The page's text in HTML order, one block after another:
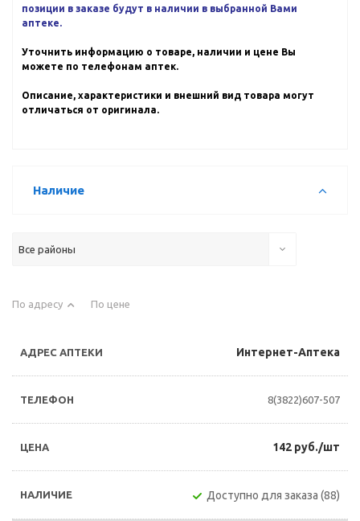
позиции в заказе будут в наличии в выбранной Вами
аптеке.
Уточнить информацию о товаре, наличии и цене Вы
можете по телефонам аптек.
Описание, характеристики и внешний вид товара могут
отличаться от оригинала.
Наличие
Все районы
По адресу По цене
Интернет-Аптека
8(3822)607-507
142 руб./шт
Доступно для заказа (88)